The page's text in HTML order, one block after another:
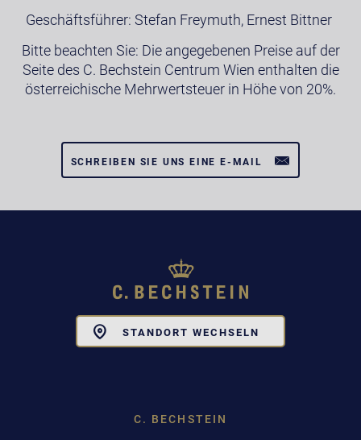
Geschäftsführer: Stefan Freymuth, Ernest Bittner
Bitte beachten Sie: Die angegebenen Preise auf der
Seite des C. Bechstein Centrum Wien enthalten die
österreichische Mehrwertsteuer in Höhe von 20%.
SCHREIBEN SIE UNS EINE E-MAIL
STANDORT WECHSELN
C. BECHSTEIN